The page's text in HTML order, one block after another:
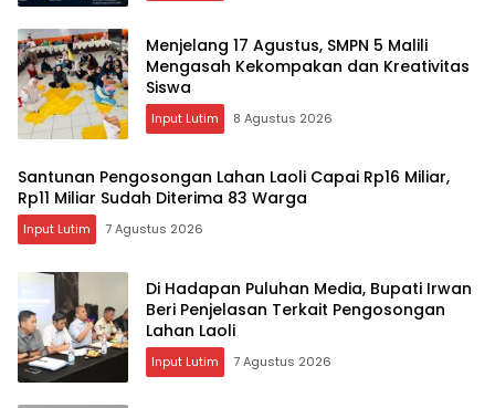
Menjelang 17 Agustus, SMPN 5 Malili
Mengasah Kekompakan dan Kreativitas
Siswa
Input Lutim 8 Agustus 2026
Santunan Pengosongan Lahan Laoli Capai Rp16 Miliar,
Rp11 Miliar Sudah Diterima 83 Warga
Input Lutim 7 Agustus 2026
Di Hadapan Puluhan Media, Bupati Irwan
Beri Penjelasan Terkait Pengosongan
Lahan Laoli
Input Lutim 7 Agustus 2026